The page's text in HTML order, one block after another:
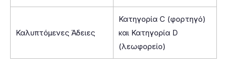
Καλυπτόμενες Άδειες
Κατηγορία C (φορτηγό)
και Κατηγορία D
(λεωφορείο)